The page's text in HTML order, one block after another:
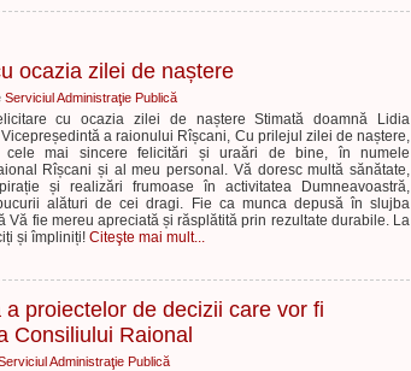
ocazia zilei de naștere
Serviciul Administraţie Publică
cu ocazia zilei de naștere Stimată doamnă Lidia
Vicepreședintă a raionului Rîșcani, Cu prilejul zilei de naștere,
cele mai sincere felicitări și uraări de bine, în numele
Rîșcani și al meu personal. Vă doresc multă sănătate,
și realizări frumoase în activitatea Dumneavoastră,
alături de cei dragi. Fie ca munca depusă în slujba
Vă fie mereu apreciată și răsplătită prin rezultate durabile. La
și împliniți! Citeşte mai mult...
proiectelor de decizii care vor fi
Consiliului Raional
Administraţie Publică